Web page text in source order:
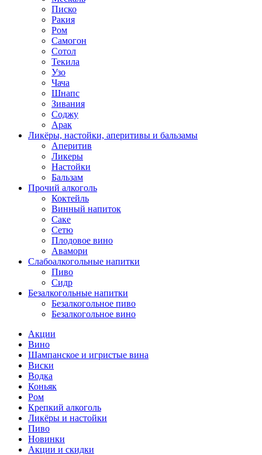
Писко
Ракия
Ром
Самогон
Сотол
Текила
Узо
Чача
Шнапс
Зивания
Соджу
Арак
Ликёры, настойки, аперитивы и бальзамы
Аперитив
Ликеры
Настойки
Бальзам
Прочий алкоголь
Коктейль
Винный напиток
Саке
Сетю
Плодовое вино
Авамори
Слабоалкогольные напитки
Пиво
Сидр
Безалкогольные напитки
Безалкогольное пиво
Безалкогольное вино
Акции
Вино
Шампанское и игристые вина
Виски
Водка
Коньяк
Ром
Крепкий алкоголь
Ликёры и настойки
Пиво
Новинки
Акции и скидки